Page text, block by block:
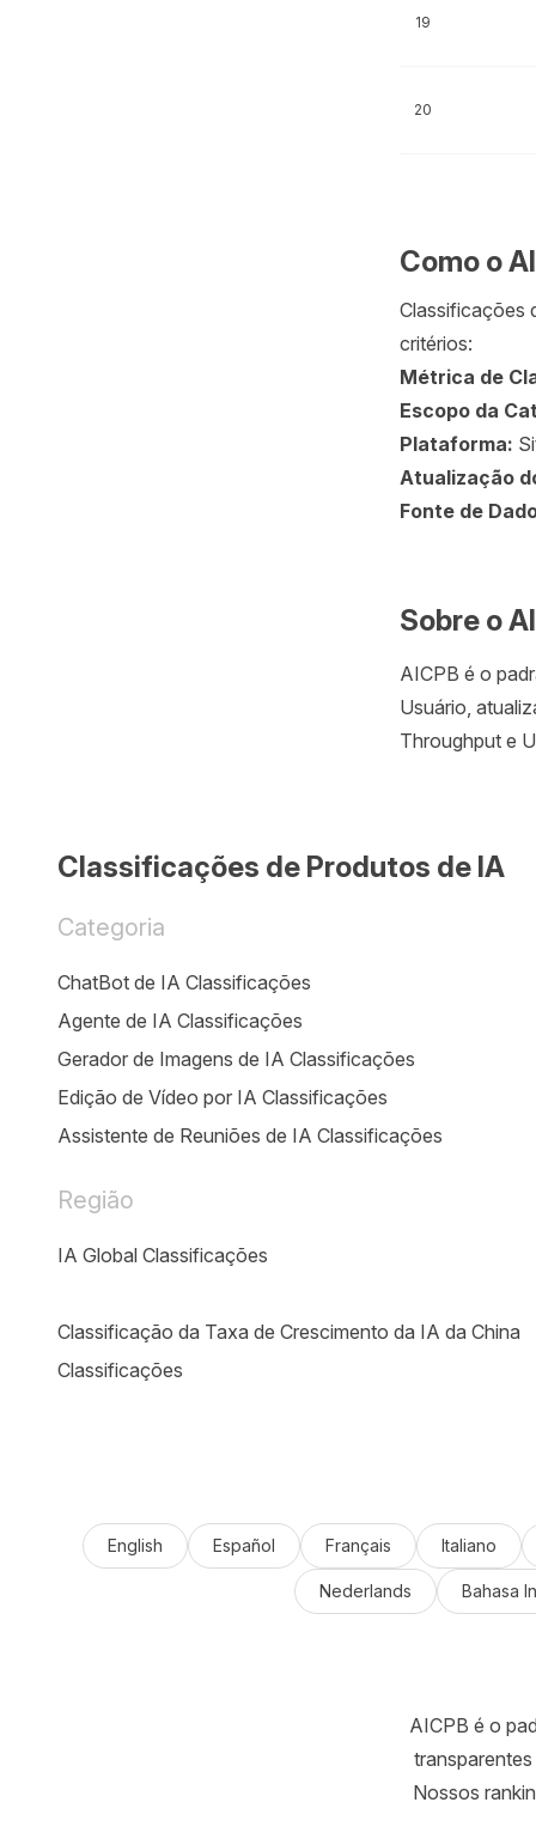
19
20
Como o
Classificações
critérios:
Métrica de
Escopo da
Plataforma:
Atualização
Fonte de
Sobre o
AICPB é o
Usuário,
Throughput e
Classificações de Produtos de IA
Categoria
ChatBot de IA Classificações
Agente de IA Classificações
Gerador de Imagens de IA Classificações
Edição de Vídeo por IA Classificações
Assistente de Reuniões de IA Classificações
Região
IA Global Classificações
Classificação da Taxa de Crescimento da IA da China
Classificações
English Español Français Italiano
Nederlands Bahasa
AICPB é o
Nossos